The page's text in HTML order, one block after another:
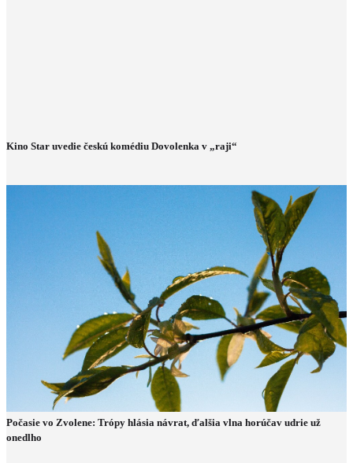
Kino Star uvedie českú komédiu Dovolenka v „raji“
Počasie vo Zvolene: Trópy hlásia návrat, ďalšia vlna horúčav udrie už
onedlho